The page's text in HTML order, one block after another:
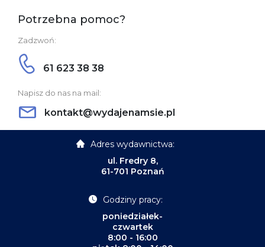
Potrzebna pomoc?
Zadzwoń:
61 623 38 38
Napisz do nas na mail:
kontakt@wydajenamsie.pl
Adres wydawnictwa:
ul. Fredry 8,
61-701 Poznań
Godziny pracy:
poniedziałek-
czwartek
8:00 - 16:00